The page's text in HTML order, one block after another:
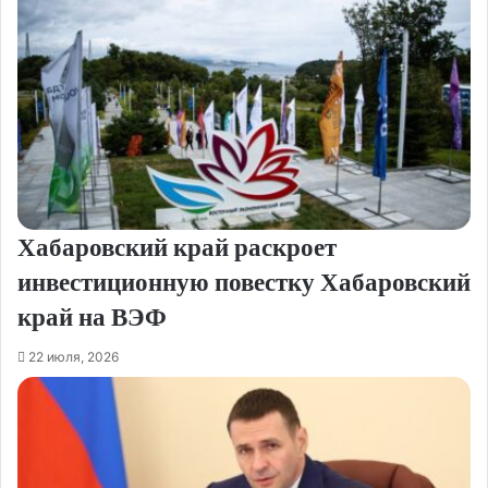
Хабаровский край раскроет
инвестиционную повестку Хабаровский
край на ВЭФ
22 июля, 2026